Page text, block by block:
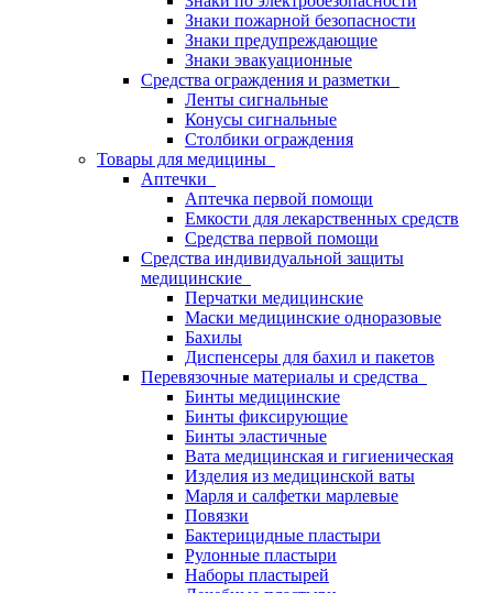
Знаки пожарной безопасности
Знаки предупреждающие
Знаки эвакуационные
Средства ограждения и разметки
Ленты сигнальные
Конусы сигнальные
Столбики ограждения
Товары для медицины
Аптечки
Аптечка первой помощи
Емкости для лекарственных средств
Средства первой помощи
Средства индивидуальной защиты
медицинские
Перчатки медицинские
Маски медицинские одноразовые
Бахилы
Диспенсеры для бахил и пакетов
Перевязочные материалы и средства
Бинты медицинские
Бинты фиксирующие
Бинты эластичные
Вата медицинская и гигиеническая
Изделия из медицинской ваты
Марля и салфетки марлевые
Повязки
Бактерицидные пластыри
Рулонные пластыри
Наборы пластырей